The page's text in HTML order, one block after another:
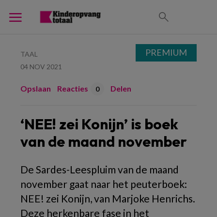
TAAL
04 NOV 2021
Opslaan Reacties 0 Delen
‘NEE! zei Konijn’ is boek
van de maand november
De Sardes-Leespluim van de maand
november gaat naar het peuterboek:
NEE! zei Konijn, van Marjoke Henrichs.
Deze herkenbare fase in het
PREMIUM